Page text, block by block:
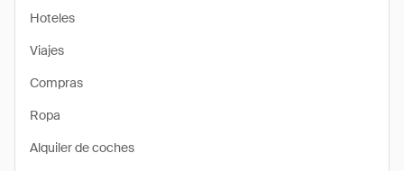
Hoteles
Viajes
Compras
Ropa
Alquiler de coches